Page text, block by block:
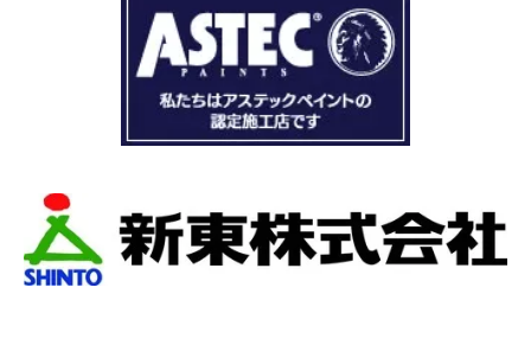
瓦の劣化がだいぶ進んでいて所々でヒビや1箇所
穴が空いているのもわりました。
本当は屋根全部を変えたいところでしたが、こ
の先10数年で住み替え予定なので瓦の差し替え
をお願いしました。
作業です。
当初夕方４時頃終了予定が、家にあった予備の
瓦まで使って瓦を差し替えてもらったので薄暗
くなるまで頑張っていただき頭の下がる思いで